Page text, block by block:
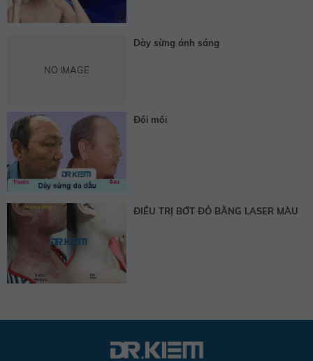
NO IMAGE
Dày sừng ánh sáng
Đồi mồi
ĐIỀU TRỊ BỚT ĐỎ BẰNG LASER MÀU